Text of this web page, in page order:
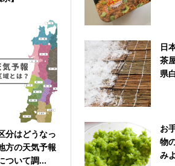
日
茶
県
お
物
み
分はどうなっ
方の天気予報
ついて調...